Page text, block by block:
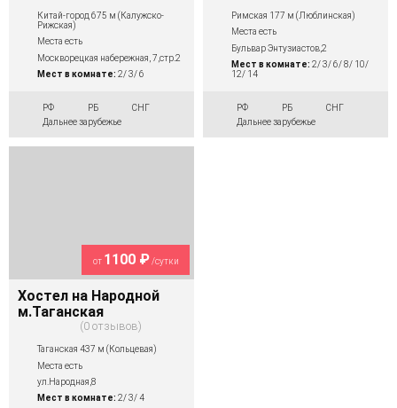
Китай-город 675 м (Калужско-
Рижская)
Места есть
Москворецкая набережная, 7,стр.2
Мест в комнате: 2/ 3/ 6
РФ РБ
СНГ
Дальнее зарубежье
Римская 177 м (Люблинская)
Места есть
Бульвар Энтузиастов,2
Мест в комнате: 2/ 3/ 6/ 8/ 10/
12/ 14
РФ РБ
СНГ
Дальнее зарубежье
от 1100 ₽/сутки
Хостел на Народной
м.Таганская
0 отзывов
Таганская 437 м (Кольцевая)
Места есть
ул.Народная,8
Мест в комнате: 2/ 3/ 4